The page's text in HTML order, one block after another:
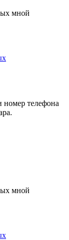
мной
номер телефона
мной